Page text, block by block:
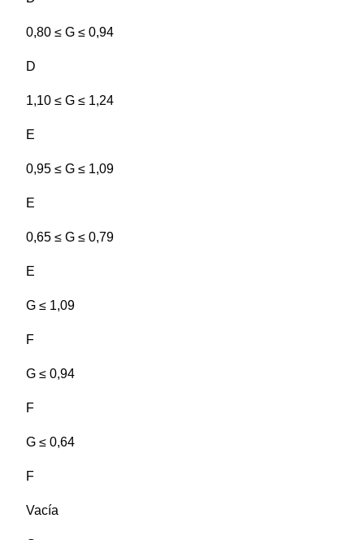
0,80 ≤ G ≤ 0,94
D
1,10 ≤ G ≤ 1,24
E
0,95 ≤ G ≤ 1,09
E
0,65 ≤ G ≤ 0,79
E
G ≤ 1,09
F
G ≤ 0,94
F
G ≤ 0,64
F
Vacía